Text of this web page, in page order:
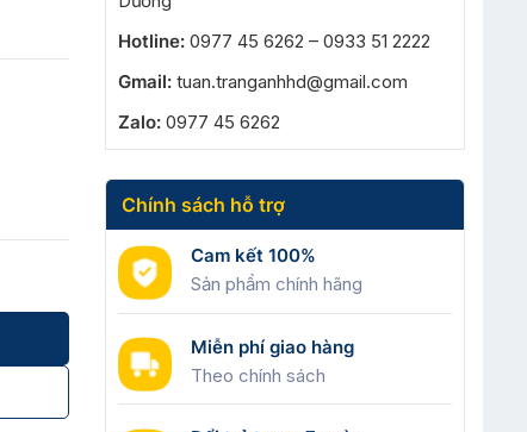
Hotline:0977 45 6262 – 0933 51 2222
Gmail:tuan.tranganhhd@gmail.com
Zalo:0977 45 6262
Chính sách hỗ trợ
Cam kết 100%
Sản phẩm chính hãng
Miễn phí giao hàng
Theo chính sách